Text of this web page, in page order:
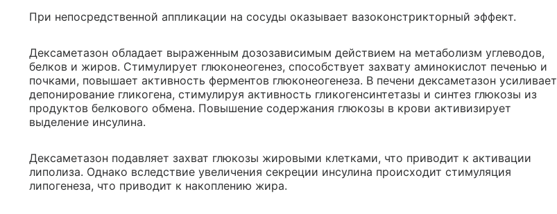
При непосредственной аппликации на сосуды оказывает вазоконстрикторный эффект.
Дексаметазон обладает выраженным дозозависимым действием на метаболизм углеводов,
белков и жиров. Стимулирует глюконеогенез, способствует захвату аминокислот печенью и
почками, повышает активность ферментов глюконеогенеза. В печени дексаметазон усиливает
депонирование гликогена, стимулируя активность гликогенсинтетазы и синтез глюкозы из
продуктов белкового обмена. Повышение содержания глюкозы в крови активизирует
выделение инсулина.
Дексаметазон подавляет захват глюкозы жировыми клетками, что приводит к активации
липолиза. Однако вследствие увеличения секреции инсулина происходит стимуляция
липогенеза, что приводит к накоплению жира.